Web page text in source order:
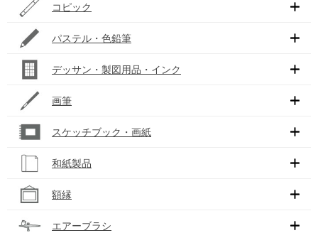
コピック
パステル・色鉛筆
デッサン・製図用品・インク
画筆
スケッチブック・画紙
和紙製品
額縁
エアーブラシ